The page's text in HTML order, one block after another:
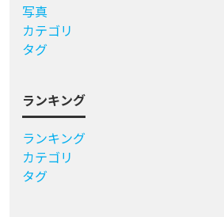
写真
カテゴリ
タグ
ランキング
ランキング
カテゴリ
タグ